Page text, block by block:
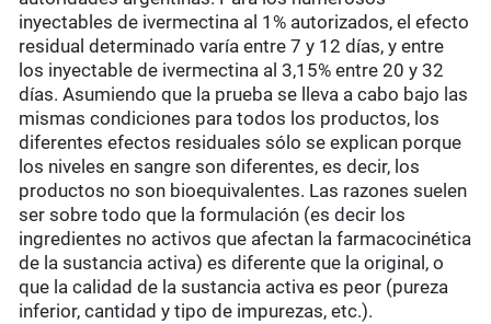
inyectables de ivermectina al 1% autorizados, el efecto
residual determinado varía entre 7 y 12 días, y entre
los inyectable de ivermectina al 3,15% entre 20 y 32
días. Asumiendo que la prueba se lleva a cabo bajo las
mismas condiciones para todos los productos, los
diferentes efectos residuales sólo se explican porque
los niveles en sangre son diferentes, es decir, los
productos no son bioequivalentes. Las razones suelen
ser sobre todo que la formulación (es decir los
ingredientes no activos que afectan la farmacocinética
de la sustancia activa) es diferente que la original, o
que la calidad de la sustancia activa es peor (pureza
inferior, cantidad y tipo de impurezas, etc.).